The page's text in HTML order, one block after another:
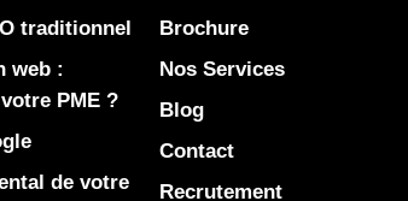
traditionnel
web :
PME ?
de votre
Brochure
Nos Services
Blog
Contact
Recrutement